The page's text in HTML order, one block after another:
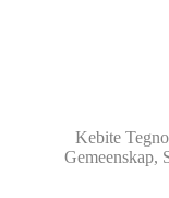
Kebite
Gemeenskap,